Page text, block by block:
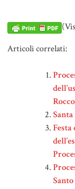
Articoli correlati:
Rocco